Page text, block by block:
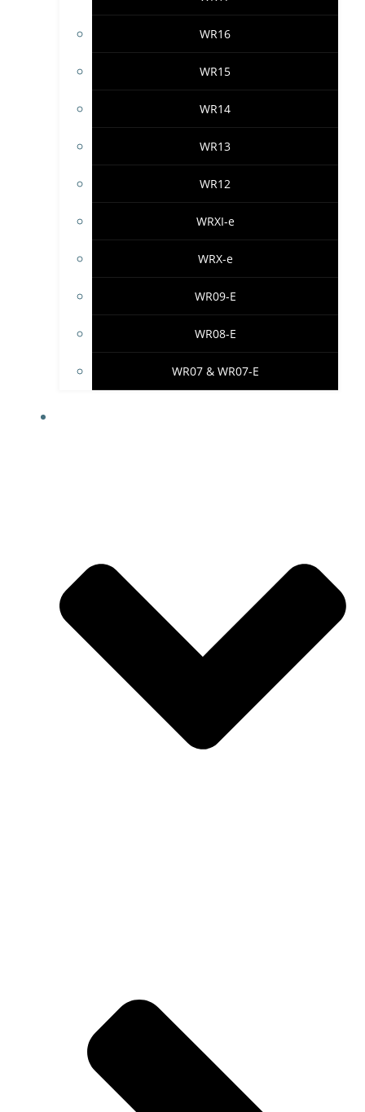
WR16
WR15
WR14
WR13
WR12
WRXI-e
WRX-e
WR09-E
WR08-E
WR07 & WR07-E